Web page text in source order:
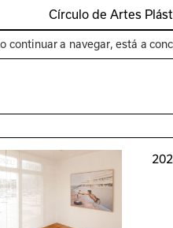
Círculo de Artes
Espaços
a navegar, está a